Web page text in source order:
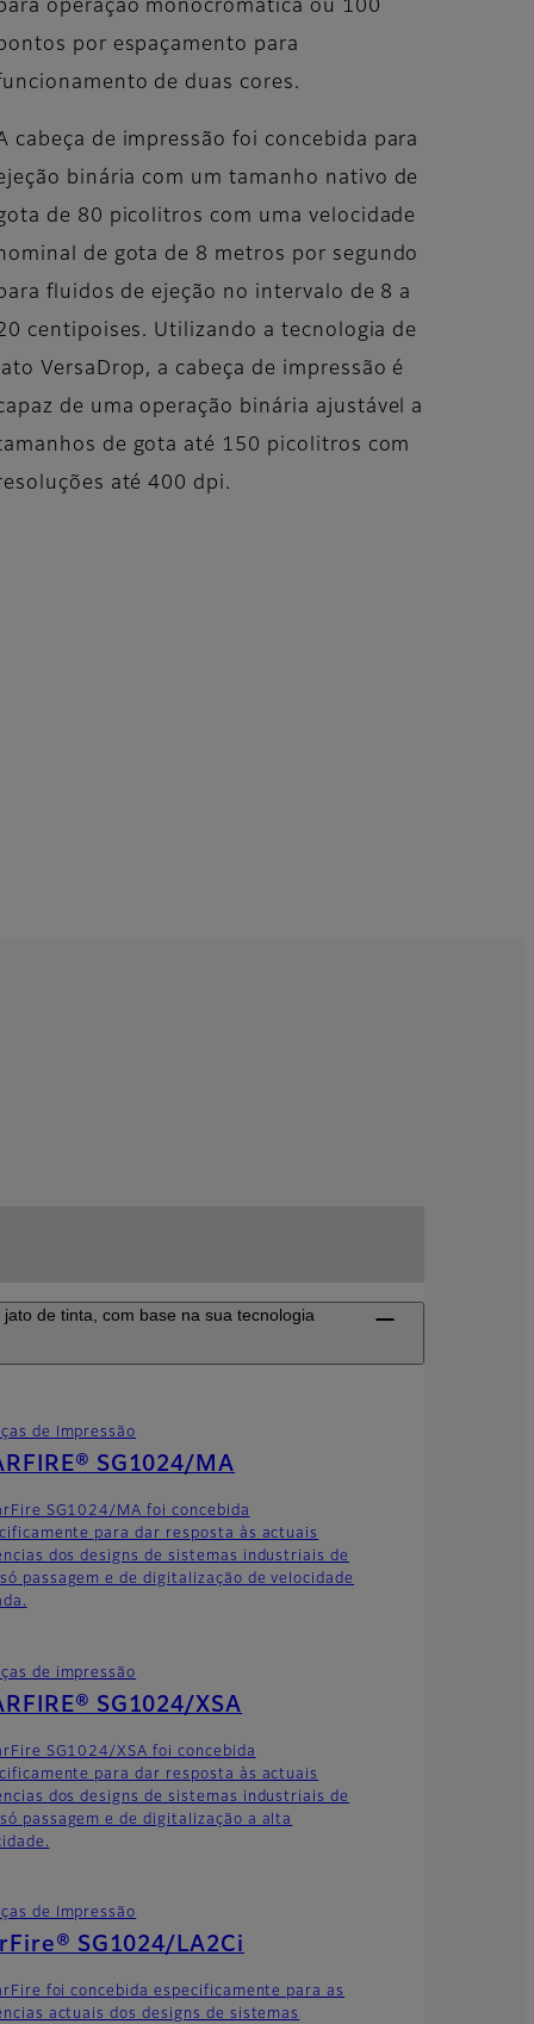
operação monocromática ou 100
por espaçamento para
de duas cores.
cabeça de impressão foi concebida para
binária com um tamanho nativo de
de 80 picolitros com uma velocidade
de gota de 8 metros por segundo
fluidos de ejeção no intervalo de 8 a
centipoises. Utilizando a tecnologia de
VersaDrop, a cabeça de impressão é
de uma operação binária ajustável a
de gota até 150 picolitros com
até 400 dpi.
de tinta, com base na sua tecnologia
de Impressão
SG1024/MA
SG1024/MA foi concebida
para dar resposta às actuais
dos designs de sistemas industriais de
passagem e de digitalização de velocidade
de impressão
SG1024/XSA
SG1024/XSA foi concebida
para dar resposta às actuais
dos designs de sistemas industriais de
passagem e de digitalização a alta
de Impressão
SG1024/LA2Ci
foi concebida especificamente para as
actuais dos designs de sistemas